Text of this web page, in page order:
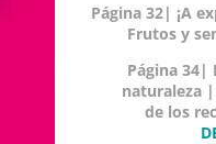
Página 32| ¡A
Frutos y
Página 34|
naturaleza
de los